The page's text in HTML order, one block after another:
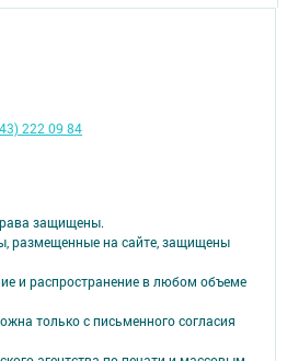
защищены.
размещенные на сайте, защищены
и распространение в любом объеме
только с письменного согласия
222 09 84